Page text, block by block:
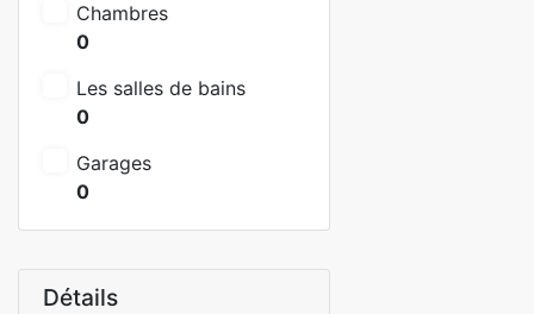
Chambres
0
Les salles de bains
0
Garages
0
Détails